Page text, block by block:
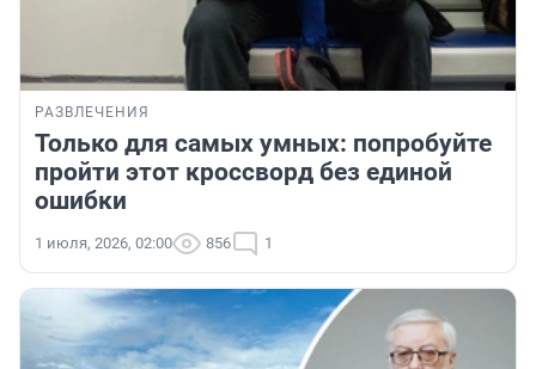
РАЗВЛЕЧЕНИЯ
Только для самых умных: попробуйте
пройти этот кроссворд без единой
ошибки
1 июля, 2026, 02:00 856 1